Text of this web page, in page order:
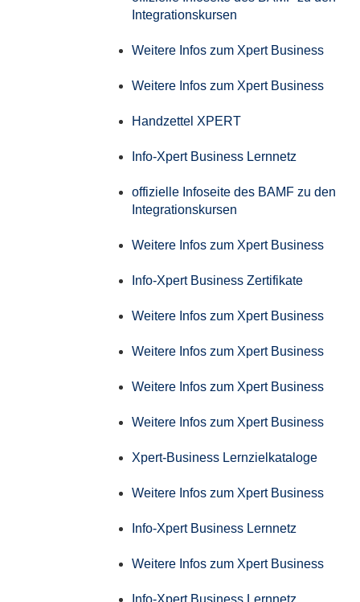
Integrationskursen
Weitere Infos zum Xpert Business
Weitere Infos zum Xpert Business
Handzettel XPERT
Info-Xpert Business Lernnetz
offizielle Infoseite des BAMF zu den
Integrationskursen
Weitere Infos zum Xpert Business
Info-Xpert Business Zertifikate
Weitere Infos zum Xpert Business
Weitere Infos zum Xpert Business
Weitere Infos zum Xpert Business
Weitere Infos zum Xpert Business
Xpert-Business Lernzielkataloge
Weitere Infos zum Xpert Business
Info-Xpert Business Lernnetz
Weitere Infos zum Xpert Business
Info-Xpert Business Lernnetz